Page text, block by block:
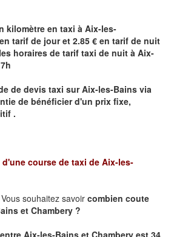
kilomètre en taxi à Aix-les-
tarif de jour et 2.85 € en tarif de nuit
horaires de tarif taxi de nuit à Aix-
de devis taxi surAix-les-Bains via
de bénéficierd'un prix fixe,
.
course de taxi de Aix-les-
souhaitez savoir combien coute
etChambery ?
Aix-les-Bains et Chambery est 34